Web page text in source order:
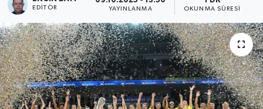
EDITÖR YAYINLANMA OKUNMA SÜRESI